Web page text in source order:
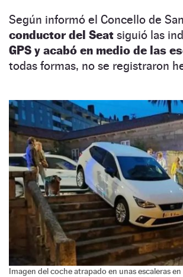
Según informó el Concello de
conductor del Seat siguió las
GPS y acabó en medio de las
todas formas, no se registraron
Imagen del coche atrapado en unas escaleras en